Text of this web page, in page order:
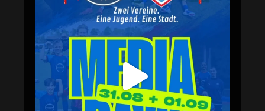
An den beiden Tagen, werden alle unsere Mannschaften
von Profis fotografiert.
Dazu gehört das Mannschaftsfoto, die Einzelbilder für das
DFBnet und die beleibten Playercards!
Über die Trainerteams der Mannschaften erhalten Sie
Detailsinfos!
Wichtig ist die Anmeldung bis zum 26.08.2026
Juli 31